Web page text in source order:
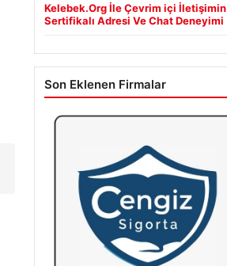
Kelebek.Org İle Çevrim içi İletişimin
Sertifikalı Adresi Ve Chat Deneyimi
Son Eklenen Firmalar